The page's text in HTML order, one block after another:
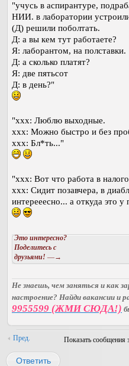
"учусь в аспирантуре,
НИИ. в лаборатории
(Д) решили поболтать.
Д: а вы кем тут работаете?
Я: лаборантом, на полставки.
Д: а сколько платят?
Я: две пятьсот
Д: в день?"
"xxx: Люблю выходные.
xxx: Можно быстро и без
xxx: Бл*ть..."
"xxx: Вот что работа в
xxx: Сидит позавчера, в
интерееесно... а откуда это
Это интересно?
Поделитесь с
друзьями! —→
Не знаешь, чем заняться и как
настроение? Найди вакансии и
9955599 (ЖМИ СЮДА!)
Пред. Показать сообщения
Ответить